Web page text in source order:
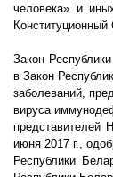
человека» и
Закон
в Закон
заболеваний,
вируса
представителей
июня 2017 г.,
Республики